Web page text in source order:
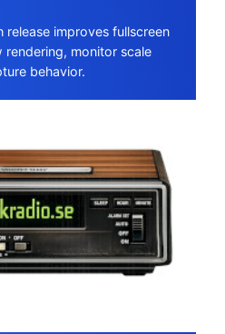
improves fullscreen
monitor scale
behavior.